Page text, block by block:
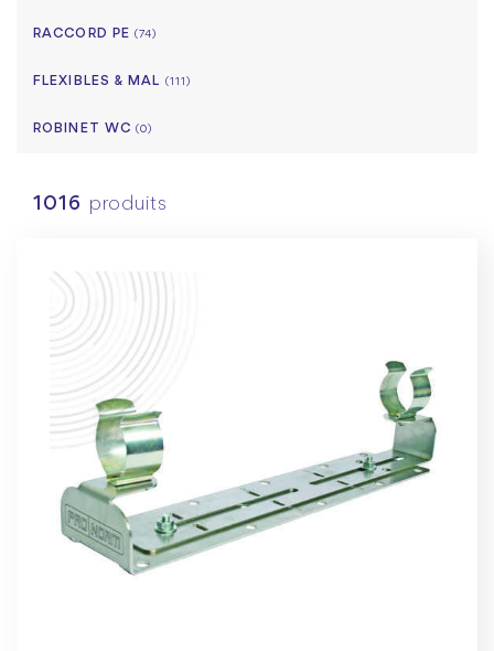
RACCORD PE(74)
FLEXIBLES & MAL (111)
ROBINET WC(0)
1016 produits